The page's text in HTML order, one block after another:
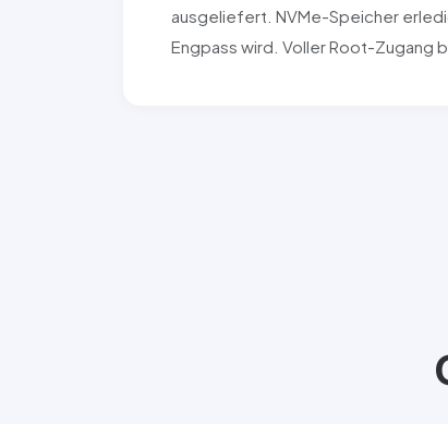
ausgeliefert. NVMe-Speicher
Engpass wird. Voller Root-Zugang